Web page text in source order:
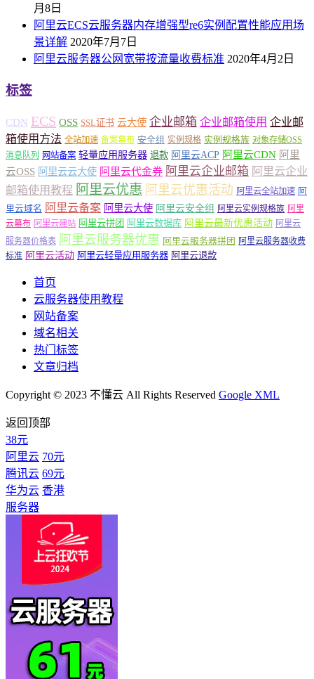
月8日
阿里云ECS云服务器内存增强型re6实例配置性能应用场
景详解 2020年7月7日
阿里云服务器公网宽带按流量收费标准 2020年4月2日
标签
CDN ECS OSS SSL证书 云大使 企业邮箱 企业邮箱使用 企业邮
箱使用方法 全站加速 备案幕布 安全组 实例规格 实例规格族 对象存储OSS
消息队列
网站备案 轻量应用服务器 退款 阿里云ACP 阿里云CDN 阿里
云OSS 阿里云云大使 阿里云代金券 阿里云企业邮箱 阿里云企业
邮箱使用教程 阿里云优惠 阿里云优惠活动 阿里云全站加速 阿
里云域名 阿里云备案 阿里云大使 阿里云安全组 阿里云实例规格族 阿里
云幕布 阿里云建站 阿里云拼团 阿里云数据库 阿里云最新优惠活动 阿里云
服务器价格表 阿里云服务器优惠 阿里云服务器拼团 阿里云服务器收费
标准 阿里云活动 阿里云轻量应用服务器 阿里云退款
首页
云服务器使用教程
网站备案
域名相关
热门标签
文章归档
Copyright © 2023 不懂云 All Rights Reserved Google XML
返回顶部
38元
阿里云 70元
腾讯云 69元
华为云 香港
服务器